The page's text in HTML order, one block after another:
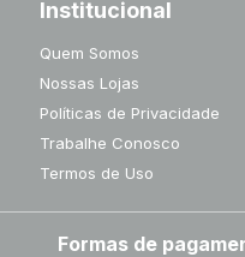
Institucional
Quem Somos
Nossas Lojas
Políticas de Privacidade
Trabalhe Conosco
Termos de Uso
Formas de